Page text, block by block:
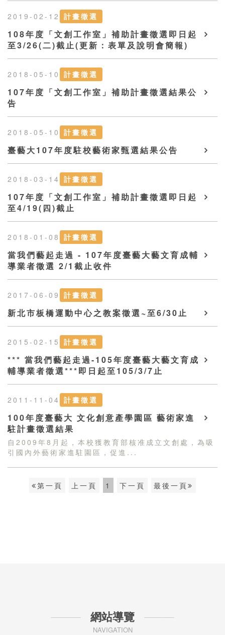
2019-02-12 計畫徵選
108年度「文創工作室」補助計畫徵選即日起
至3/26(二)截止(更新：表單及說明會簡報)
2018-05-10 計畫徵選
107年度「文創工作室」補助計畫徵選結果公
告
2018-05-10 計畫徵選
臺藝大107年度駐校藝術家甄選結果公告
2018-03-14 計畫徵選
107年度「文創工作室」補助計畫徵選即日起
至4/19(四)截止
2018-01-08 計畫徵選
當我們藝起走過 - 107年度臺藝大藝文育成輔
導業者徵選 2/1截止收件
2017-06-09 計畫徵選
新北市板橋運動中心之教案徵選~至6/30止
2015-02-15 計畫徵選
*** 當我們藝起走過-105年度臺藝大藝文育成
輔導業者徵選***即日起至105/3/7止
2011-11-04 計畫徵選
100年度臺藝大 文化創意產學園區 藝術家進
駐計畫徵選結果
自2009年8月起，本校獲教育部核准成立文創處，為吸
引國內外藝術家進駐園區，促進...
第一頁 上一頁 1 下一頁 最後一頁
網站導覽
NAVIGATION